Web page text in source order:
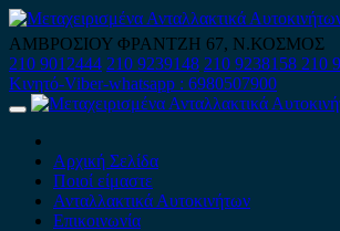
Skip
to
content
ΑΜΒΡΟΣΙΟΥ ΦΡΑΝΤΖΗ 67, Ν.ΚΟΣΜΟΣ
210 9012444 210 9239148 210 9238158 210
Κινητό-Viber-whatsapp : 6980507900
Primary
Αρχική Σελίδα
Ποιοί είμαστε
Ανταλλακτικά Αυτοκινήτων
Επικοινωνία